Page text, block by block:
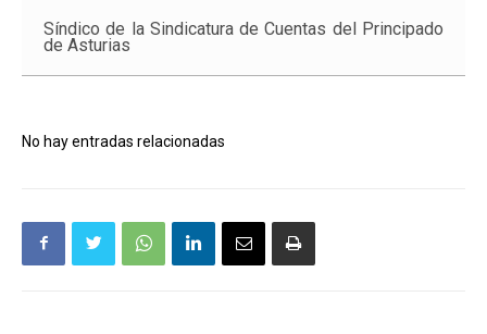
Síndico de la Sindicatura de Cuentas del Principado
de Asturias
No hay entradas relacionadas